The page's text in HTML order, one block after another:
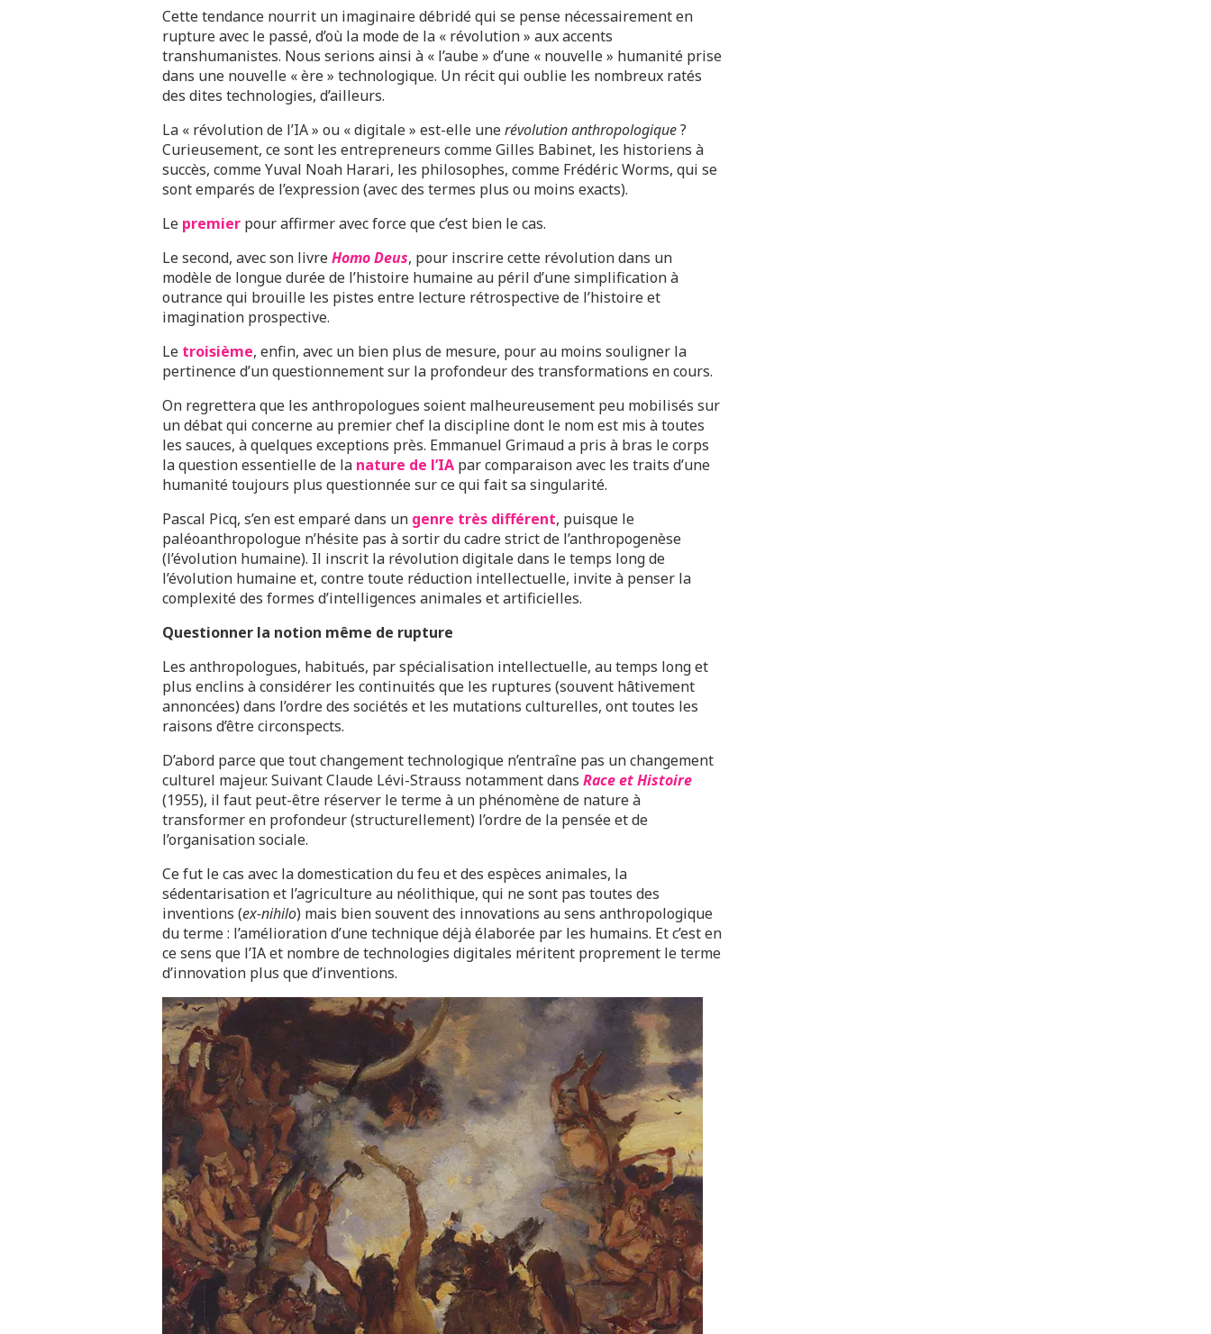
Cette tendance nourrit un imaginaire débridé qui se pense nécessairement en
rupture avec le passé, d’où la mode de la « révolution » aux accents
transhumanistes. Nous serions ainsi à « l’aube » d’une « nouvelle » humanité prise
dans une nouvelle « ère » technologique. Un récit qui oublie les nombreux ratés
des dites technologies, d’ailleurs.
La « révolution de l’IA » ou « digitale » est-elle unerévolution anthropologique?
Curieusement, ce sont les entrepreneurs comme Gilles Babinet, les historiens à
succès, comme Yuval Noah Harari, les philosophes, comme Frédéric Worms, qui se
sont emparés de l’expression (avec des termes plus ou moins exacts).
Le premier pour affirmer avec force que c’est bien le cas.
Le second, avec son livreHomo Deus, pour inscrire cette révolution dans un
modèle de longue durée de l’histoire humaine au péril d’une simplification à
outrance qui brouille les pistes entre lecture rétrospective de l’histoire et
imagination prospective.
Le troisième, enfin, avec un bien plus de mesure, pour au moins souligner la
pertinence d’un questionnement sur la profondeur des transformations en cours.
On regrettera que les anthropologues soient malheureusement peu mobilisés sur
un débat qui concerne au premier chef la discipline dont le nom est mis à toutes
les sauces, à quelques exceptions près. Emmanuel Grimaud a pris à bras le corps
la question essentielle de la nature de l’IA par comparaison avec les traits d’une
humanité toujours plus questionnée sur ce qui fait sa singularité.
Pascal Picq, s’en est emparé dans un genre très différent, puisque le
paléoanthropologue n’hésite pas à sortir du cadre strict de l’anthropogenèse
(l’évolution humaine). Il inscrit la révolution digitale dans le temps long de
l’évolution humaine et, contre toute réduction intellectuelle, invite à penser la
complexité des formes d’intelligences animales et artificielles.
Questionner la notion même de rupture
Les anthropologues, habitués, par spécialisation intellectuelle, au temps long et
plus enclins à considérer les continuités que les ruptures (souvent hâtivement
annoncées) dans l’ordre des sociétés et les mutations culturelles, ont toutes les
raisons d’être circonspects.
D’abord parce que tout changement technologique n’entraîne pas un changement
culturel majeur. Suivant Claude Lévi-Strauss notamment dans Race et Histoire
(1955), il faut peut-être réserver le terme à un phénomène de nature à
transformer en profondeur (structurellement) l’ordre de la pensée et de
l’organisation sociale.
Ce fut le cas avec la domestication du feu et des espèces animales, la
sédentarisation et l’agriculture au néolithique, qui ne sont pas toutes des
inventions (ex-nihilo) mais bien souvent des innovations au sens anthropologique
du terme : l’amélioration d’une technique déjà élaborée par les humains. Et c’est en
ce sens que l’IA et nombre de technologies digitales méritent proprement le terme
d’innovation plus que d’inventions.